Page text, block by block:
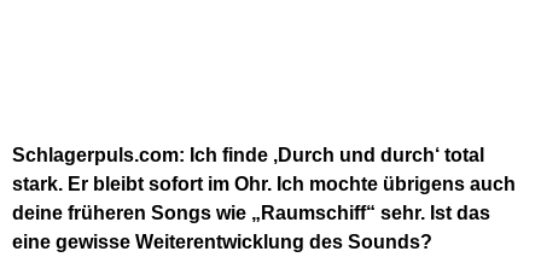
Schlagerpuls.com: Ich finde ‚Durch und durch‘ total
stark. Er bleibt sofort im Ohr. Ich mochte übrigens auch
deine früheren Songs wie „Raumschiff“ sehr. Ist das
eine gewisse Weiterentwicklung des Sounds?